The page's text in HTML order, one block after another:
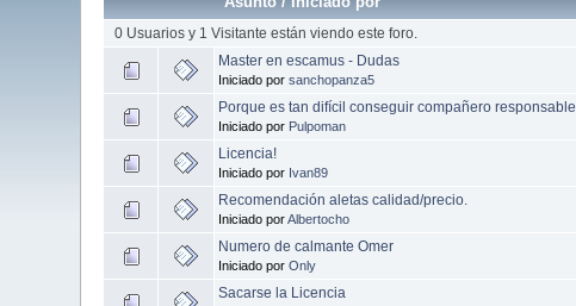
0 Usuarios y 1 Visitante están viendo este foro.
Master en escamus - Dudas
Iniciado porsanchopanza5
Porque es tan difícil conseguir compañero responsable.
Iniciado por Pulpoman
Licencia!
Iniciado por Ivan89
Recomendación aletas calidad/precio.
Iniciado porAlbertocho
Numero de calmante Omer
Iniciado porOnly
Sacarse la Licencia